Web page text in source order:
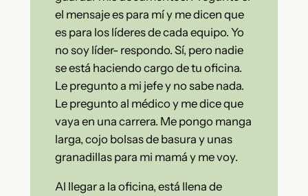
el mensaje es para mí y me dicen que
es para los líderes de cada equipo. Yo
no soy líder- respondo. Sí, pero nadie
se está haciendo cargo de tu oficina.
Le pregunto a mi jefe y no sabe nada.
Le pregunto al médico y me dice que
vaya en una carrera. Me pongo manga
larga, cojo bolsas de basura y unas
granadillas para mi mamá y me voy.
Al llegar a la oficina, está llena de